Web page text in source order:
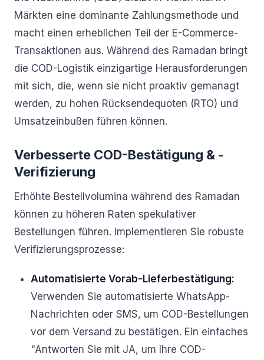
Märkten eine dominante Zahlungsmethode und
macht einen erheblichen Teil der E-Commerce-
Transaktionen aus. Während des Ramadan bringt
die COD-Logistik einzigartige Herausforderungen
mit sich, die, wenn sie nicht proaktiv gemanagt
werden, zu hohen Rücksendequoten (RTO) und
Umsatzeinbußen führen können.
Verbesserte COD-Bestätigung & -
Verifizierung
Erhöhte Bestellvolumina während des Ramadan
können zu höheren Raten spekulativer
Bestellungen führen. Implementieren Sie robuste
Verifizierungsprozesse:
Automatisierte Vorab-Lieferbestätigung:
Verwenden Sie automatisierte WhatsApp-
Nachrichten oder SMS, um COD-Bestellungen
vor dem Versand zu bestätigen. Ein einfaches
"Antworten Sie mit JA, um Ihre COD-